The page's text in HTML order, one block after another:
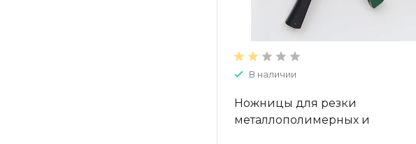
В наличии
Ножницы для резки
металлополимерных и